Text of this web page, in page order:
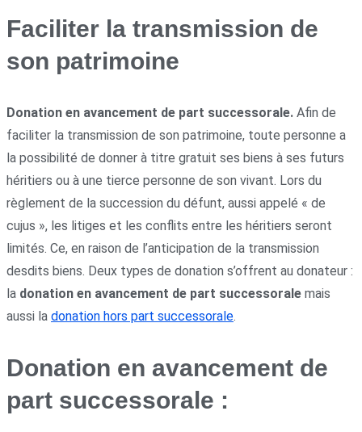
Faciliter la transmission de
son patrimoine
Donation en avancement de part successorale. Afin de
faciliter la transmission de son patrimoine, toute personne a
la possibilité de donner à titre gratuit ses biens à ses futurs
héritiers ou à une tierce personne de son vivant. Lors du
règlement de la succession du défunt, aussi appelé « de
cujus », les litiges et les conflits entre les héritiers seront
limités. Ce, en raison de l’anticipation de la transmission
desdits biens. Deux types de donation s’offrent au donateur :
la donation en avancement de part successorale mais
aussi la donation hors part successorale.
Donation en avancement de
part successorale :